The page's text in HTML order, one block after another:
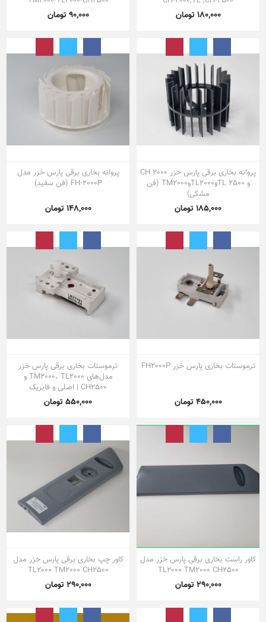
180,000 تومان 90,000 تومان
پروانه بخاری برقی پارس خزر CH 2000
و TL 2500وTL2000وTM2000 (فن
مشکی)
185,000 تومان
پروانه بخاری برقی پارس خزر مدل
FH-2000P (فن سفید)
148,000 تومان
ترموستات بخاری پارس خزر FH2000P
450,000 تومان
ترموستات بخاری برقی پارس خزر
مدل‌های TM2000، TL2000 و
CH2500 | اصلی و فابریک
550,000 تومان
کاور راست بخاری برقی پارس خزر مدل
TL2000 TM2000 CH2500
290,000 تومان
کاور چپ بخاری برقی پارس خزر مدل
TL2000 TM2000 CH2500
290,000 تومان